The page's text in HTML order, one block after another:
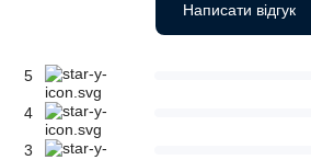
Написати відгук
5
4
3